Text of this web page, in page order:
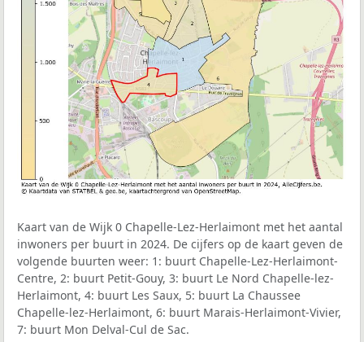
Kaart van de Wijk 0 Chapelle-Lez-Herlaimont met het aantal
inwoners per buurt in 2024. De cijfers op de kaart geven de
volgende buurten weer: 1: buurt Chapelle-Lez-Herlaimont-
Centre, 2: buurt Petit-Gouy, 3: buurt Le Nord Chapelle-lez-
Herlaimont, 4: buurt Les Saux, 5: buurt La Chaussee
Chapelle-lez-Herlaimont, 6: buurt Marais-Herlaimont-Vivier,
7: buurt Mon Delval-Cul de Sac.